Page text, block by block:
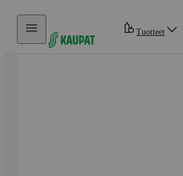
Hyppää sisältöön
Tuotteet